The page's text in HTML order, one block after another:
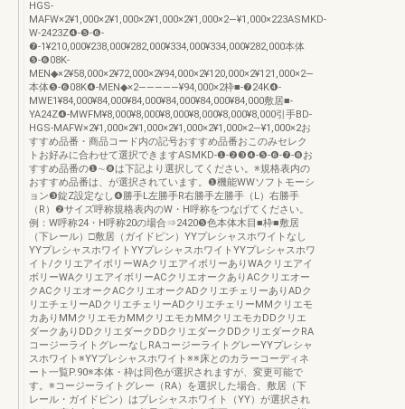
HGS-
MAFW×2¥1,000×2¥1,000×2¥1,000×2¥1,000×2―¥1,000×223ASMKD-
W-2423Z❹-❺-❻-
❼-1¥210,000¥238,000¥282,000¥334,000¥334,000¥282,000本体
❺-❻08K-
MEN◆×2¥58,000×2¥72,000×2¥94,000×2¥120,000×2¥121,000×2―
本体❺-❻08K❹-MEN◆×2―――――¥94,000×2枠■-❼24K❹-
MWE1¥84,000¥84,000¥84,000¥84,000¥84,000¥84,000敷居■-
YA24Z❹-MWFM¥8,000¥8,000¥8,000¥8,000¥8,000¥8,000引手BD-
HGS-MAFW×2¥1,000×2¥1,000×2¥1,000×2¥1,000×2―¥1,000×2お
すすめ品番・商品コード内の記号おすすめ品番おこのみセレク
トお好みに合わせて選択できますASMKD-❶-❷❸❹-❺-❻-❼-❽お
すすめ品番の❶∼❽は下記より選択してください。※規格表内の
おすすめ品番は、が選択されています。❶機能WWソフトモーシ
ョン❸錠Z設定なし❹勝手L左勝手R右勝手左勝手（L）右勝手
（R）❷サイズ呼称規格表内のW・H呼称をつなげてください。
例：W呼称24・H呼称20の場合⇒2420❺色本体木目■枠■敷居
（下レール）□敷居（ガイドピン）YYプレシャスホワイトなし
YYプレシャスホワイトYYプレシャスホワイトYYプレシャスホワ
イト/クリエアイボリーWAクリエアイボリーありWAクリエアイ
ボリーWAクリエアイボリーACクリエオークありACクリエオー
クACクリエオークACクリエオークADクリエチェリーありADク
リエチェリーADクリエチェリーADクリエチェリーMMクリエモ
カありMMクリエモカMMクリエモカMMクリエモカDDクリエ
ダークありDDクリエダークDDクリエダークDDクリエダークRA
コージーライトグレーなしRAコージーライトグレーYYプレシャ
スホワイト※YYプレシャスホワイト※※床とのカラーコーディネ
ート一覧P.90※本体・枠は同色が選択されますが、変更可能で
す。※コージーライトグレー（RA）を選択した場合、敷居（下
レール・ガイドピン）はプレシャスホワイト（YY）が選択され